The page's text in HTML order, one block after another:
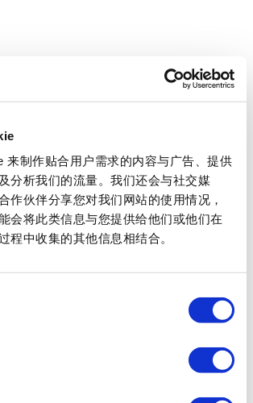
来制作贴合用户需求的内容与广告、提供
分析我们的流量。我们还会与社交媒
作伙伴分享您对我们网站的使用情况，
会将此类信息与您提供给他们或他们在
程中收集的其他信息相结合。